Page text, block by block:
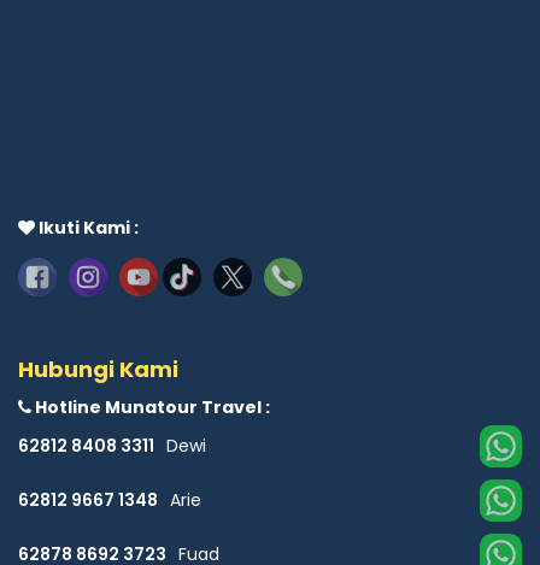
Ikuti Kami :
Hubungi Kami
Hotline Munatour Travel :
62812 8408 3311 Dewi
62812 9667 1348 Arie
62878 8692 3723 Fuad